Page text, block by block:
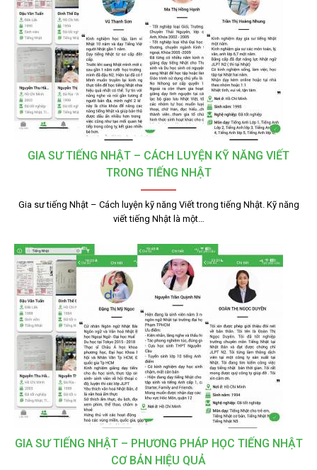
GIA SƯ TIẾNG NHẬT – CÁCH LUYỆN KỸ NĂNG VIẾT
TRONG TIẾNG NHẬT
Gia sư tiếng Nhật – Cách luyện kỹ năng Viết trong tiếng Nhật. Kỹ năng
viết tiếng Nhật là một…
GIA SƯ TIẾNG NHẬT – PHƯƠNG PHÁP HỌC TIẾNG NHẬT
CƠ BẢN HIỆU QUẢ